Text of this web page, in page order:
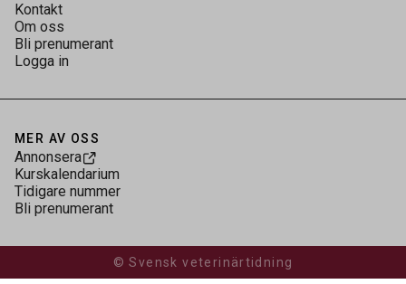
Kontakt
Om oss
Bli prenumerant
Logga in
MER AV OSS
Annonsera
Kurskalendarium
Tidigare nummer
Bli prenumerant
© Svensk veterinärtidning